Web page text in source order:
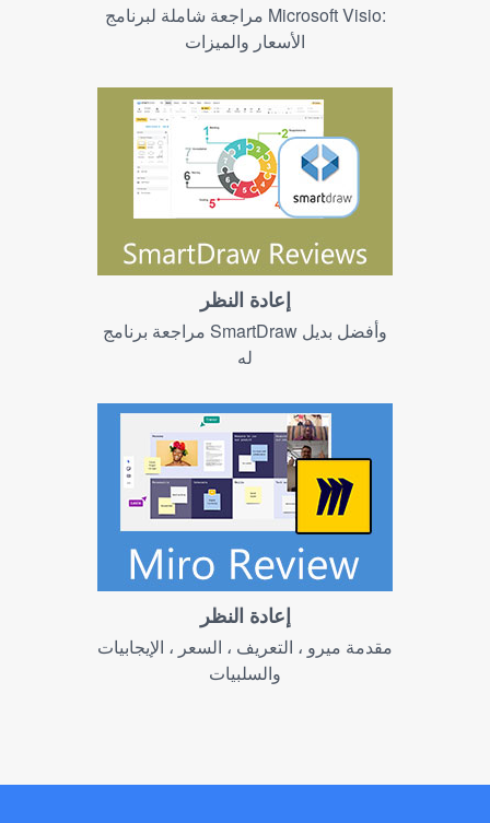
مراجعة شاملة لبرنامج Microsoft Visio:
الأسعار والميزات
إعادة النظر
مراجعة برنامج SmartDraw وأفضل بديل
له
إعادة النظر
مقدمة ميرو ، التعريف ، السعر ، الإيجابيات
والسلبيات